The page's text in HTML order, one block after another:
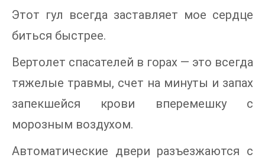
Этот гул всегда заставляет мое сердце
биться быстрее.
Вертолет спасателей в горах — это всегда
тяжелые травмы, счет на минуты и запах
запекшейся крови вперемешку с
морозным воздухом.
Автоматические двери разъезжаются с